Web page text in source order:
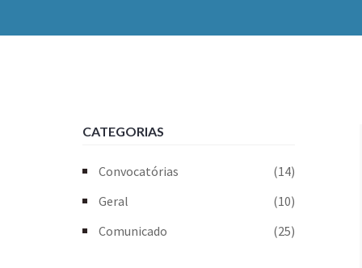
CATEGORIAS
Convocatórias
(14)
Geral
(10)
Comunicado
(25)